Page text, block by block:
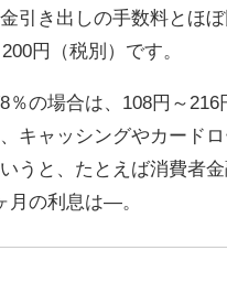
引き出しの手数料とほぼ
円（税別）です。
％の場合は、108円～216
キャッシングやカード
うと、たとえば消費者金
月の利息は―。